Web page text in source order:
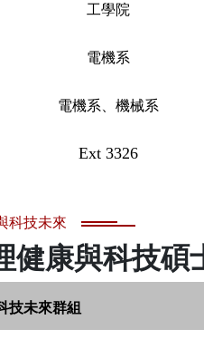
工學院
電機系
電機系、機械系
Ext 3326
科技未來
健康與科技碩
技未來群組